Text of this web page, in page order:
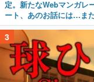
定。新たなWebマンガレ
ート、あのお話には…ま
3